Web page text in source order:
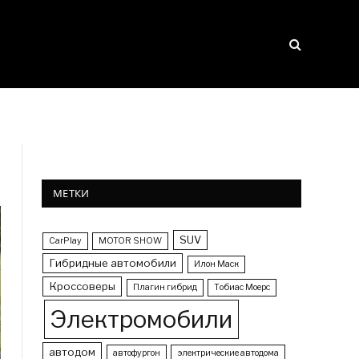
МЕТКИ
CarPlay MOTOR SHOW
SUV
Гибридные автомобили
Илон Маск
Кроссоверы Плагин гибрид Тобиас Моерс
Электромобили
автодом автофургон электрические автодома